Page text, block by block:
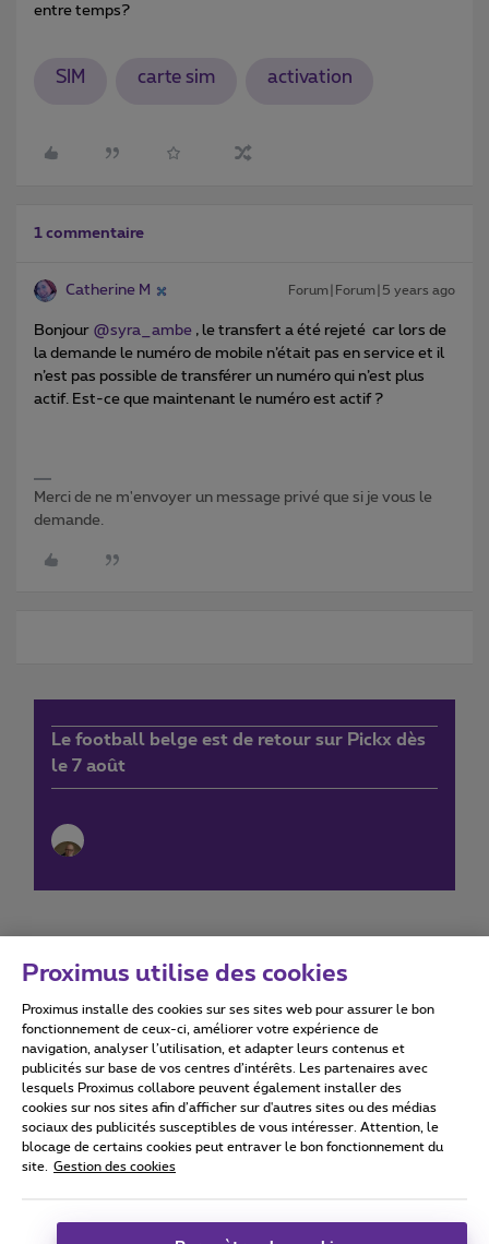
entre temps?
SIM carte sim activation
1 commentaire
Catherine M Forum|Forum|5 years ago
Bonjour @syra_ambe , le transfert a été rejeté car lors de
la demande le numéro de mobile n’était pas en service et il
n’est pas possible de transférer un numéro qui n’est plus
actif. Est-ce que maintenant le numéro est actif ?
Merci de ne m'envoyer un message privé que si je vous le
demande.
Le football belge est de retour sur Pickx dès
le 7 août
Conditions d'utilisation Accessibility statement
Tous droits réservés. © 2026 Proximus
Conditions générales, info consommateur
Coordonnées de l’entreprise
Proximus utilise des cookies
Proximus installe des cookies sur ses sites web pour assurer le bon
fonctionnement de ceux-ci, améliorer votre expérience de
navigation, analyser l’utilisation, et adapter leurs contenus et
publicités sur base de vos centres d’intérêts. Les partenaires avec
lesquels Proximus collabore peuvent également installer des
cookies sur nos sites afin d’afficher sur d'autres sites ou des médias
sociaux des publicités susceptibles de vous intéresser. Attention, le
blocage de certains cookies peut entraver le bon fonctionnement du
site.
Gestion des cookies